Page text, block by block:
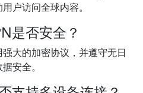
户访问全球内容。
是否安全？
大的加密协议，并遵守无日
安全。